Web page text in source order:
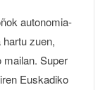
autonomia-
zuen,
mailan. Super
Euskadiko